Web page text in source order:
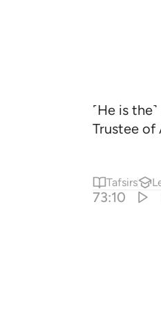
˹He is
Trustee of
Tafsirs
73:10